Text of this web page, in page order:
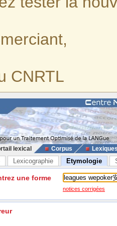
CNRTL
lexical Corpus
Lexicographie Etymologie
une forme
notices corrigées